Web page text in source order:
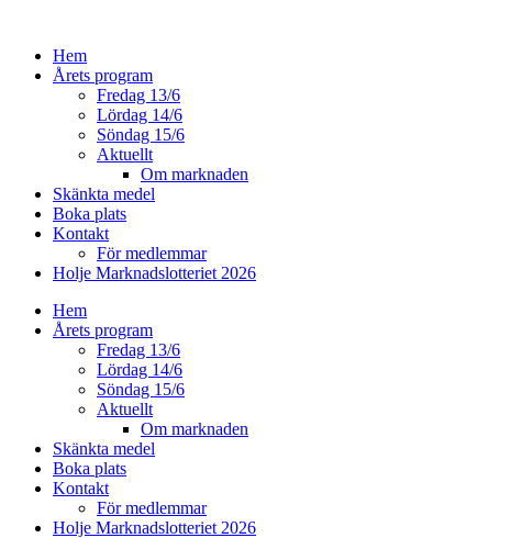
innehållHem
Årets program
Fredag 13/6
Lördag 14/6
Söndag 15/6
Aktuellt
Om marknaden
Skänkta medel
Boka plats
Kontakt
För medlemmar
Holje Marknadslotteriet 2026
Hem
Årets program
Fredag 13/6
Lördag 14/6
Söndag 15/6
Aktuellt
Om marknaden
Skänkta medel
Boka plats
Kontakt
För medlemmar
Holje Marknadslotteriet 2026